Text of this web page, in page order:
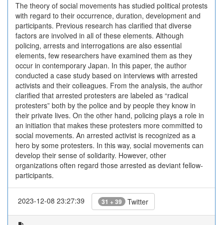
The theory of social movements has studied political protests
with regard to their occurrence, duration, development and
participants. Previous research has clarified that diverse
factors are involved in all of these elements. Although
policing, arrests and interrogations are also essential
elements, few researchers have examined them as they
occur in contemporary Japan. In this paper, the author
conducted a case study based on interviews with arrested
activists and their colleagues. From the analysis, the author
clarified that arrested protesters are labeled as “radical
protesters” both by the police and by people they know in
their private lives. On the other hand, policing plays a role in
an initiation that makes these protesters more committed to
social movements. An arrested activist is recognized as a
hero by some protesters. In this way, social movements can
develop their sense of solidarity. However, other
organizations often regard those arrested as deviant fellow-
participants.
2023-12-08 23:27:39 31 + 39 Twitter